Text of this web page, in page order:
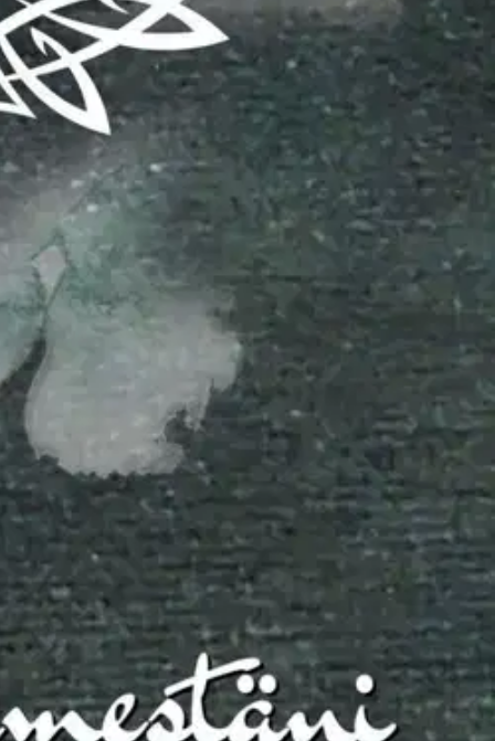
rakastaa, ei tarinaa voi jättää kertomatta - ja niin syntyi
jumalat.Hänen on kuitenkin mahdotonta keskittyä Qyamian
ja lausuttava sanansa ääneen, sillä tällä kertaa pelkkä
keskelle Falqure Kahlittu (2020) romaanin tapahtumia. Kirjasarjan